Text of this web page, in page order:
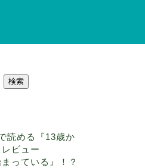
検索
読める『13歳か
ビュー
っている』！？